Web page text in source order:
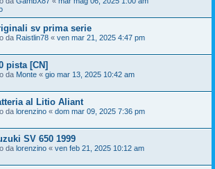
sv prima serie
da Raistlin78 « ven mar 21, 2025 4:47 pm
pista [CN]
da Monte « gio mar 13, 2025 10:42 am
al Litio Aliant
da lorenzino « dom mar 09, 2025 7:36 pm
SV 650 1999
da lorenzino « ven feb 21, 2025 10:12 am